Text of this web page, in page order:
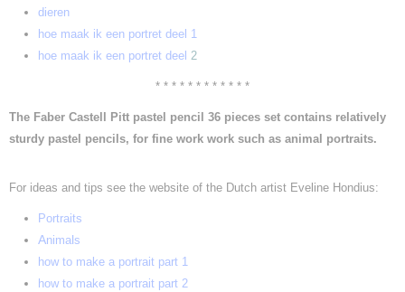
dieren
hoe maak ik een portret deel 1
hoe maak ik een portret deel 2
* * * * * * * * * * * *
The Faber Castell Pitt pastel pencil 36 pieces set contains relatively
sturdy pastel pencils, for fine work work such as animal portraits.
For ideas and tips see the website of the Dutch artist Eveline Hondius:
Portraits
Animals
how to make a portrait part 1
how to make a portrait part 2